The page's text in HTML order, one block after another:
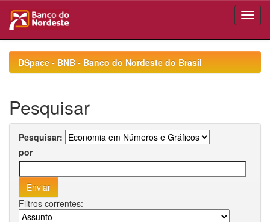
navigationDSpace - BNB - Banco do Nordeste do Brasil
Pesquisar
Pesquisar:
por
Filtros correntes: